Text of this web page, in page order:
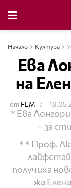
Начало Култура
Ева
на
от FLM
* Ева
– за
* * Проф.
получиха
жа